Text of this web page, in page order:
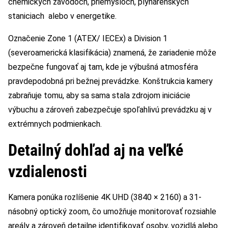
chemických závodoch, priemysloch, plynárenských
staniciach alebo v energetike.
Označenie Zone 1 (ATEX/ IECEx) a Division 1
(severoamerická klasifikácia) znamená, že zariadenie môže
bezpečne fungovať aj tam, kde je výbušná atmosféra
pravdepodobná pri bežnej prevádzke. Konštrukcia kamery
zabraňuje tomu, aby sa sama stala zdrojom iniciácie
výbuchu a zároveň zabezpečuje spoľahlivú prevádzku aj v
extrémnych podmienkach.
Detailný dohľad aj na veľké
vzdialenosti
Kamera ponúka rozlíšenie 4K UHD (3840 × 2160) a 31-
násobný optický zoom, čo umožňuje monitorovať rozsiahle
areály a zároveň detailne identifikovať osoby, vozidlá alebo